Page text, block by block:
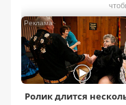
Ролик длится